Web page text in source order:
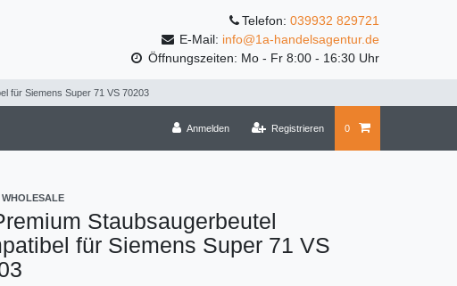
Telefon: 039932 829721
E-Mail: info@1a-handelsagentur.de
Öffnungszeiten: Mo - Fr 8:00 - 16:30 Uhr
für Siemens Super 71 VS 70203
Anmelden Registrieren 0
Staubsaugerbeutel
für Siemens Super 71 VS